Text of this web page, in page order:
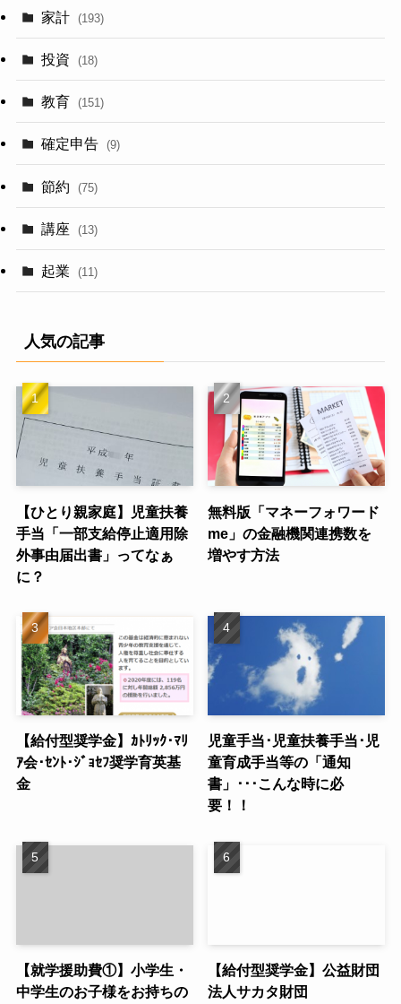
家計 (193)
投資 (18)
教育 (151)
確定申告 (9)
節約 (75)
講座 (13)
起業 (11)
人気の記事
【ひとり親家庭】児童扶養
手当「一部支給停止適用除
外事由届出書」ってなぁ
に？
無料版「マネーフォワード
me」の金融機関連携数を
増やす方法
【給付型奨学金】ｶﾄﾘｯｸ･ﾏﾘ
ｱ会･ｾﾝﾄ･ｼﾞｮｾﾌ奨学育英基
金
児童手当･児童扶養手当･児
童育成手当等の「通知
書」･･･こんな時に必
要！！
【就学援助費①】小学生・
中学生のお子様をお持ちの
【給付型奨学金】公益財団
法人サカタ財団